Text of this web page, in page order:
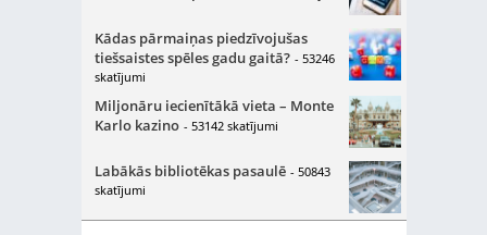
Kādas pārmaiņas piedzīvojušas
tiešsaistes spēles gadu gaitā? - 53246
skatījumi
Miljonāru iecienītākā vieta – Monte
Karlo kazino - 53142 skatījumi
Labākās bibliotēkas pasaulē - 50843
skatījumi